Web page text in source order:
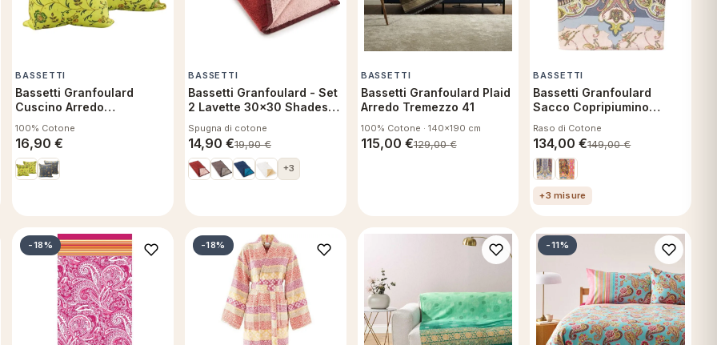
BASSETTI
Bassetti Granfoulard
Cuscino Arredo
Imbottitura Montefano V1
40x40 cm
100% Cotone
16,90€
BASSETTI
Bassetti Granfoulard - Set
2 Lavette 30x30 Shades
Spugna di cotone
14,90 €19,90€
+3
BASSETTI
Bassetti Granfoulard Plaid
Arredo Tremezzo 41
100% Cotone · 140x190 cm
115,00 €129,00€
BASSETTI
Bassetti Granfoulard
Sacco Copripiumino
Piazza dei Normanni P1
Raso di Cotone
134,00€149,00€
+3 misure
-18% -18% -11%